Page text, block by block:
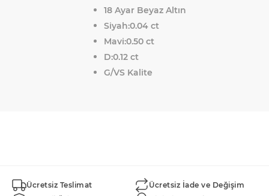
18 Ayar Beyaz Altın
Siyah:0.04 ct
Mavi:0.50 ct
D:0.12 ct
G/VS Kalite
Ücretsiz Teslimat
Ücretsiz İade ve Değişim